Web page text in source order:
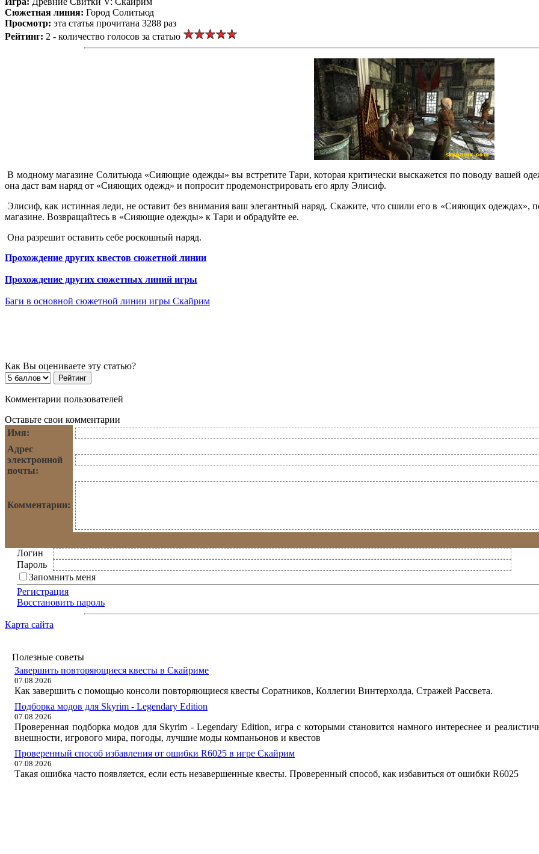
Сюжетная линия: Город Солитьюд
Просмотр: эта статья прочитана 3288 раз
Рейтинг: 2 - количество голосов за статью
В модному магазине Солитьюда «Сияющие одежды» вы встретите Тари, которая критически выскажется по поводу вашей
она даст вам наряд от «Сияющих одежд» и попросит продемонстрировать его ярлу Элисиф.
Элисиф, как истинная леди, не оставит без внимания ваш элегантный наряд. Скажите, что сшили его в «Сияющих одеждах»,
магазине. Возвращайтесь в «Сияющие одежды» к Тари и обрадуйте ее.
Она разрешит оставить себе роскошный наряд.
Прохождение других квестов сюжетной линии
Прохождение других сюжетных линий игры
Баги в основной сюжетной линии игры Скайрим
Как Вы оцениваете эту статью?
Комментарии пользователей
Оставьте свои комментарии
Имя:
Адрес
электронной
почты:
Комментарии:
Логин
Пароль
Запомнить меня
Регистрация
Восстановить пароль
Карта сайта
Полезные советы
Завершить повторяющиеся квесты в Скайриме
07.08.2026
Как завершить с помощью консоли повторяющиеся квесты Соратников, Коллегии Винтерхолда, Стражей Рассвета.
Подборка модов для Skyrim - Legendary Edition
07.08.2026
Проверенная подборка модов для Skyrim - Legendary Edition, игра с которыми становится намного интереснее и
внешности, игрового мира, погоды, лучшие моды компаньонов и квестов
Проверенный способ избавления от ошибки R6025 в игре Скайрим
07.08.2026
Такая ошибка часто появляется, если есть незавершенные квесты. Проверенный способ, как избавиться от ошибки R6025